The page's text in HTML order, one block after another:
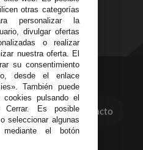
Generales
de Cookies
23 31 98
Whatsapp
43/955 44 45 44Contacto
otras categorías
personalizar la
divulgar ofertas
o realizar
nuestra oferta. El
su consentimiento
desde el enlace
También puede
pulsando el
Cerrar. Es posible
seleccionar algunas
el botón